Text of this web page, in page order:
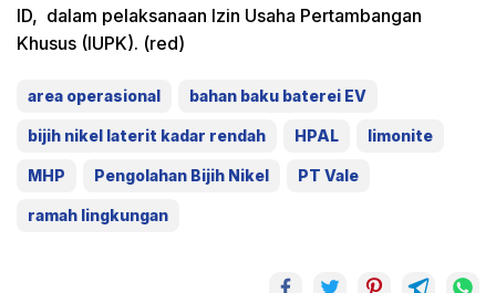
ID, dalam pelaksanaan Izin Usaha Pertambangan
Khusus (IUPK). (red)
area operasional bahan baku baterei EV
bijih nikel laterit kadar rendah HPAL limonite
MHP Pengolahan Bijih Nikel PT Vale
ramah lingkungan